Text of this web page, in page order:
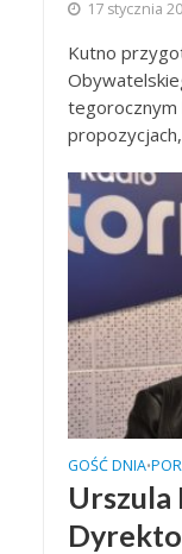
17 stycznia
Kutno
tegorocznym
GOŚĆ DNIA•
Urszula